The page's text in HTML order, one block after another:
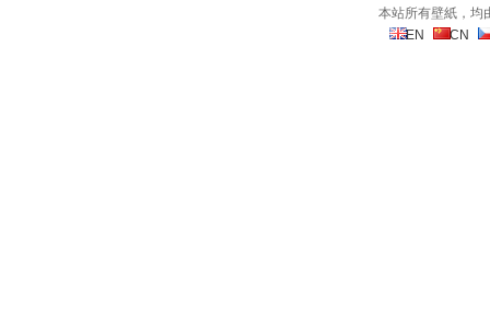
本站所有壁紙，均
EN
CN